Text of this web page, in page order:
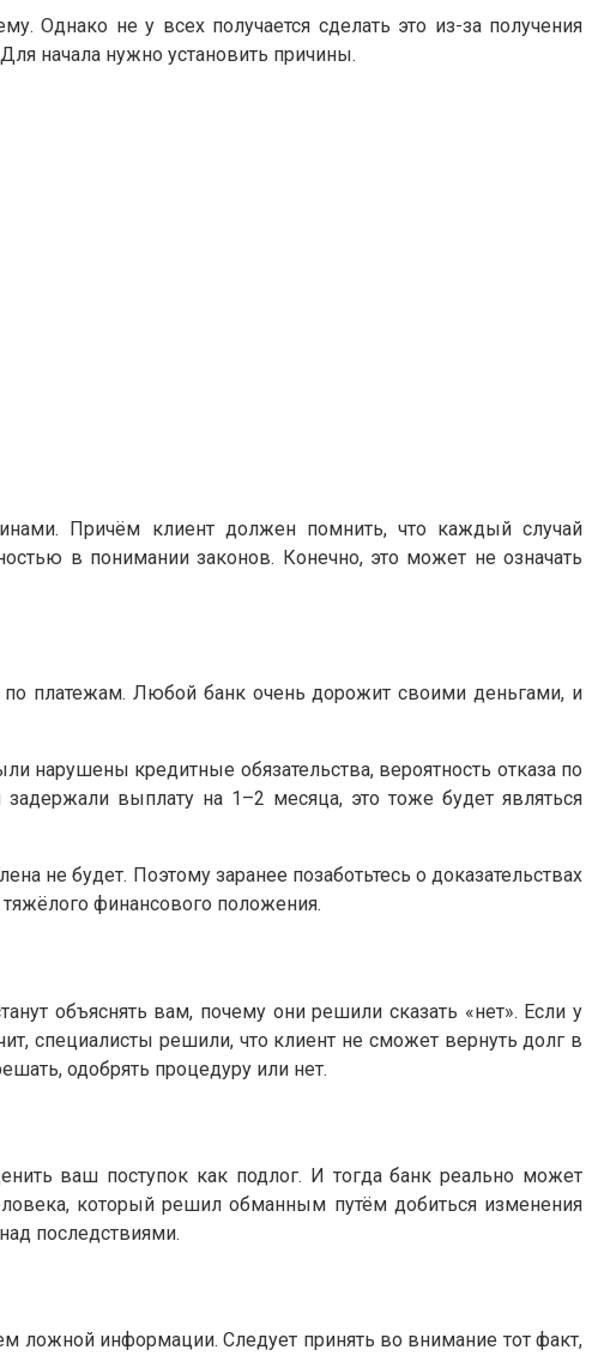
Однако не у всех получается сделать это из-за получения
начала нужно установить причины.
Причём клиент должен помнить, что каждый случай
в понимании законов. Конечно, это может не означать
по платежам. Любой банк очень дорожит своими деньгами, и
нарушены кредитные обязательства, вероятность отказа по
выплату на 1–2 месяца, это тоже будет являться
не будет. Поэтому заранее позаботьтесь о доказательствах
финансового положения.
объяснять вам, почему они решили сказать «нет». Если у
специалисты решили, что клиент не сможет вернуть долг в
одобрять процедуру или нет.
ваш поступок как подлог. И тогда банк реально может
который решил обманным путём добиться изменения
последствиями.
ложной информации. Следует принять во внимание тот факт,